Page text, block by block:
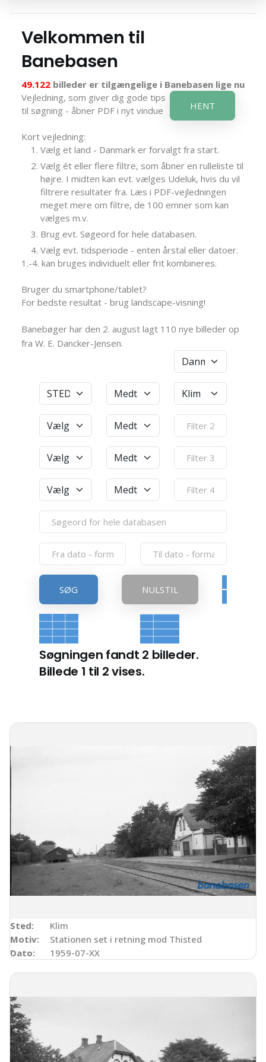
Velkommen til
Banebasen
49.122 billeder er tilgængelige i Banebasen lige nu
Vejledning, som giver dig gode tips
til søgning - åbner PDF i nyt vindue
HENT
Kort vejledning:
Vælg et land - Danmark er forvalgt fra start.
Vælg ét eller flere filtre, som åbner en rulleliste til
højre. I midten kan evt. vælges Udeluk, hvis du vil
filtrere resultater fra. Læs i PDF-vejledningen
meget mere om filtre, de 100 emner som kan
vælges m.v.
Brug evt. Søgeord for hele databasen.
Vælg evt. tidsperiode - enten årstal eller datoer.
1.-4. kan bruges individuelt eller frit kombineres.
Bruger du smartphone/tablet?
For bedste resultat - brug landscape-visning!
Banebøger har den 2. august lagt 110 nye billeder op
fra W. E. Dancker-Jensen.
SØG NULSTIL
Søgningen fandt 2 billeder.
Billede 1 til 2 vises.
Sted:
Klim
Motiv:
Stationen set i retning mod Thisted
Dato:
1959-07-XX